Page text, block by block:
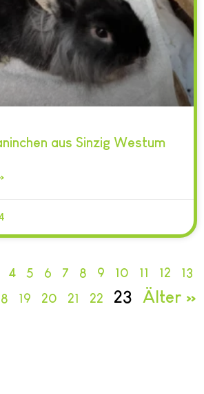
aus Sinzig Westum
4 5 6 7 8 9 10 11 12
13
19 20 21 22 23 Älter »